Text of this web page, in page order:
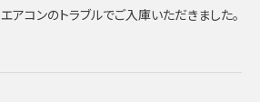
エアコンのトラブルでご入庫いただきました。